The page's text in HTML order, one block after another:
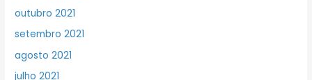
outubro 2021
setembro 2021
agosto 2021
julho 2021